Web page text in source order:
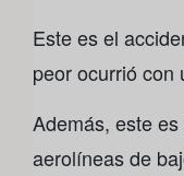
Este es el
peor ocurrió con
Además, este
aerolíneas de